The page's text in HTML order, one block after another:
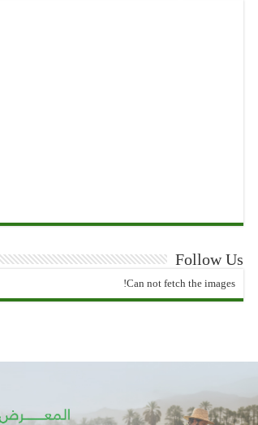
Follow Us
Can not fetch the images!